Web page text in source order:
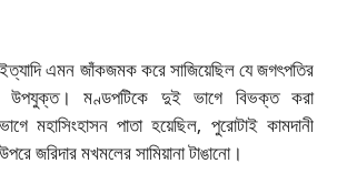
এমন জাঁকজমক করে সাজিয়েছিল যে জগৎপতির
উপযুক্ত। মণ্ডপটিকে দুই ভাগে বিভক্ত করা
মহাসিংহাসন পাতা হয়েছিল, পুরোটাই কামদানী
জরিদার মখমলের সামিয়ানা টাঙানো।